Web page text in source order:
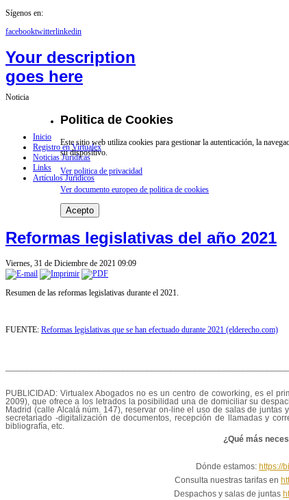
Sígenos en:
facebooktwitterlinkedin
Your description
goes here
Inicio
Registro en Virtualex
Noticias Jurídicas
Links
Artículos Jurídicos
Noticia
Politica de Cookies
Este sitio web utiliza cookies para gestionar la autenticación, la
su dispositivo.
Ver politica de privacidad
Ver documento europeo de politica de cookies
Acepto
Reformas legislativas del año 2021
Viernes, 31 de Diciembre de 2021 09:09
Resumen de las reformas legislativas durante el 2021.
FUENTE: Reformas legislativas que se han efectuado durante 2021 (elderecho.com)
PUBLICIDAD: Virtualex Abogados no es un centro de coworking, es el
2009), que ofrece a los letrados la posibilidad una de domiciliar su
Madrid (calle Alcalá núm. 147), reservar on-line el uso de salas de
secretariado -digitalización de documentos, recepción de llamadas y
bibliografía, etc.
¿Qué más
Dónde estamos: https://
Consulta nuestras tarifas en
Despachos y salas de juntas